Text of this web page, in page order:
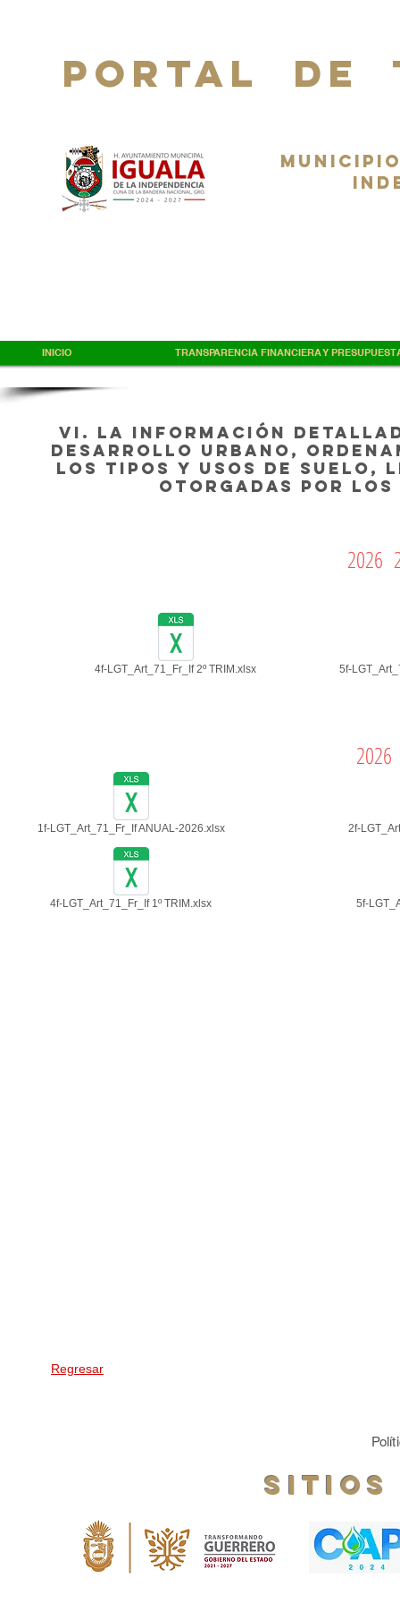
PORTAL DE
INICIO TRANSPARENCIA FINANCIERA Y
VI. La información
desarrollo urbano,
los tipos y usos de suelo,
otorgadas por los
2026
4f-LGT_Art_71_Fr_If 2º TRIM.xlsx 5f-
1f-LGT_Art_71_Fr_If ANUAL-2026.xlsx
4f-LGT_Art_71_Fr_If 1º TRIM.xlsx
2f-
5f-
Regresar
Sitios